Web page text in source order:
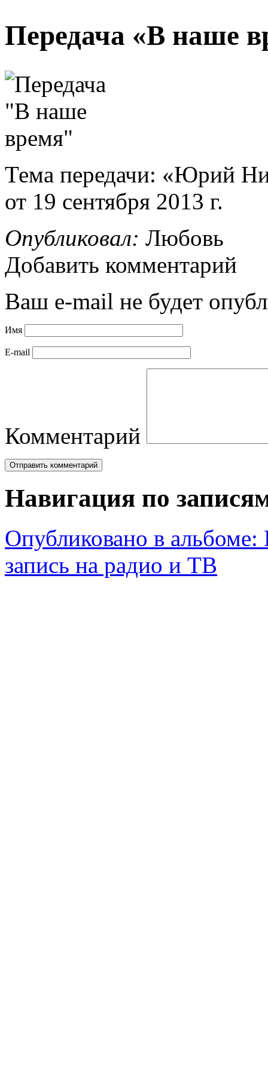
Передача «В наше
Тема передачи: «Юрий
от 19 сентября 2013 г.
Опубликовал: Любовь
Добавить комментарий
Ваш e-mail не будет
Имя
E-mail
Комментарий
Навигация по
Опубликовано в альбоме:
запись на радио и ТВ